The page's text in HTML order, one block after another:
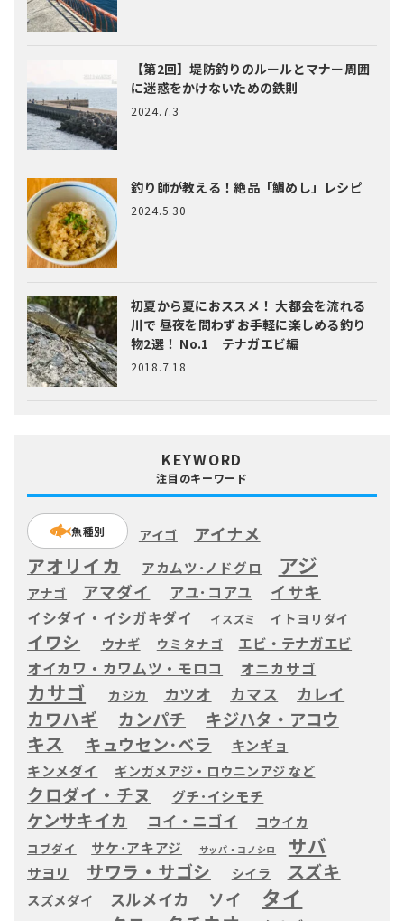
【第2回】堤防釣りのルールとマナー周囲
に迷惑をかけないための鉄則
2024.7.3
釣り師が教える！絶品「鯛めし」レシピ
2024.5.30
初夏から夏におススメ！ 大都会を流れる
川で 昼夜を問わずお手軽に楽しめる釣り
物2選！ No.1 テナガエビ編
2018.7.18
KEYWORD
注目のキーワード
魚種別 アイゴ アイナメ
アオリイカ アカムツ･ノドグロ アジ
アナゴ アマダイ アユ･コアユ イサキ
イシダイ・イシガキダイ イスズミ イトヨリダイ
イワシ ウナギ ウミタナゴ エビ・テナガエビ
オイカワ・カワムツ・モロコ オニカサゴ
カサゴ カジカ カツオ カマス カレイ
カワハギ カンパチ キジハタ・アコウ
キス キュウセン･ベラ キンギョ
キンメダイ ギンガメアジ・ロウニンアジ など
クロダイ・チヌ グチ･イシモチ
ケンサキイカ コイ・ニゴイ コウイカ
コブダイ サケ･アキアジ サッパ・コノシロ サバ
サヨリ サワラ・サゴシ シイラ スズキ
スズメダイ スルメイカ ソイ タイ